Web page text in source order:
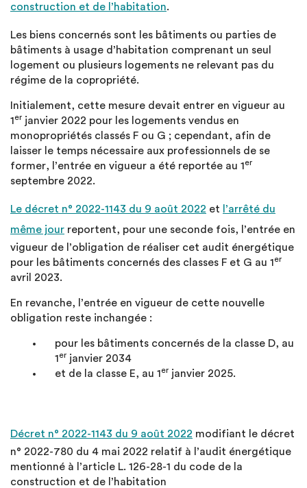
construction et de l’habitation.
Les biens concernés sont les bâtiments ou parties de
bâtiments à usage d’habitation comprenant un seul
logement ou plusieurs logements ne relevant pas du
régime de la copropriété.
Initialement, cette mesure devait entrer en vigueur au
1er janvier 2022 pour les logements vendus en
monopropriétés classés F ou G ; cependant, afin de
laisser le temps nécessaire aux professionnels de se
former, l’entrée en vigueur a été reportée au 1er
septembre 2022.
Le décret n° 2022-1143 du 9 août 2022 et l’arrêté du
même jour reportent, pour une seconde fois, l’entrée en
vigueur de l’obligation de réaliser cet audit énergétique
pour les bâtiments concernés des classes F et G au 1er
avril 2023.
En revanche, l’entrée en vigueur de cette nouvelle
obligation reste inchangée :
pour les bâtiments concernés de la classe D, au
1er janvier 2034
et de la classe E, au 1er janvier 2025.
Décret n° 2022-1143 du 9 août 2022 modifiant le décret
n° 2022-780 du 4 mai 2022 relatif à l’audit énergétique
mentionné à l’article L. 126-28-1 du code de la
construction et de l’habitation